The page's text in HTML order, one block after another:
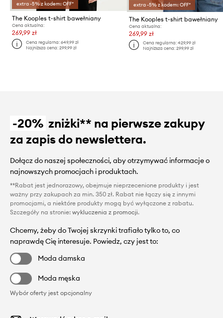
extra -5% z kodem: OFF*
The Kooples t-shirt bawełniany
Cena aktualna:
269,99 zł
Cena regularna:649,99 zł
Najniższa cena:299,99 zł
extra -5% z kodem: OFF*
The Kooples t-shirt bawełniany
Cena aktualna:
269,99 zł
Cena regularna: 429,99 zł
Najniższa cena: 299,99 zł
-20% zniżki** na pierwsze zakupy
za zapis do newslettera.
Dołącz do naszej społeczności, aby otrzymywać informacje o
najnowszych promocjach i produktach.
**Rabat jest jednorazowy, obejmuje nieprzecenione produkty i jest
ważny przy zakupach za min. 350 zł. Rabat nie łączy się z innymi
promocjami, a niektóre produkty mogą być wyłączone z rabatu.
Szczegóły na stronie: wykluczenia z promocji.
Chcemy, żeby do Twojej skrzynki trafiało tylko to, co
naprawdę Cię interesuje. Powiedz, czy jest to:
Moda damska
Moda męska
Wybór oferty jest opcjonalny